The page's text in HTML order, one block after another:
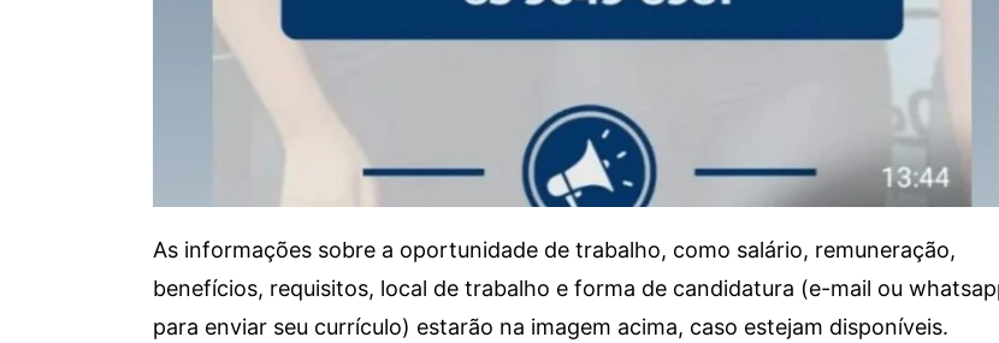
As informações sobre a oportunidade de trabalho, como salário, remuneração,
benefícios, requisitos, local de trabalho e forma de candidatura (e-mail ou
para enviar seu currículo) estarão na imagem acima, caso estejam disponíveis.